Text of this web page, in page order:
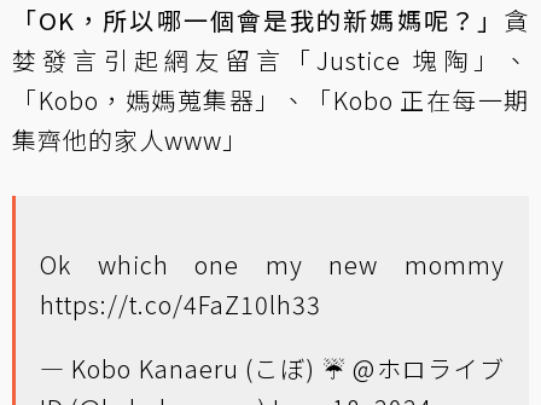
「OK，所以哪一個會是我的新媽媽呢？」 貪
婪發言引起網友留言「Justice 塊陶」、
「Kobo，媽媽蒐集器」、「Kobo 正在每一期
集齊他的家人www」
Ok which one my new mommy
https://t.co/4FaZ10lh33
— Kobo Kanaeru (こぼ) ☔ @ホロライブ